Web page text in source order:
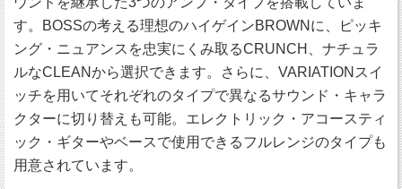
す。BOSSの考える理想のハイゲインBROWNに、ピッキ
ング・ニュアンスを忠実にくみ取るCRUNCH、ナチュラ
ルなCLEANから選択できます。さらに、VARIATIONスイ
ッチを用いてそれぞれのタイプで異なるサウンド・キャラ
クターに切り替えも可能。エレクトリック・アコースティ
ック・ギターやベースで使用できるフルレンジのタイプも
用意されています。